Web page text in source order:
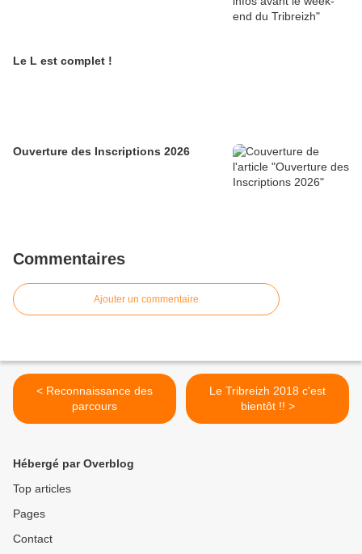
Le L est complet !
Ouverture des Inscriptions 2026
Commentaires
Ajouter un commentaire
< Reconnaissance des
parcours
Le Tribreizh 2018 c'est
bientôt !! >
Hébergé par Overblog
Top articles
Pages
Contact